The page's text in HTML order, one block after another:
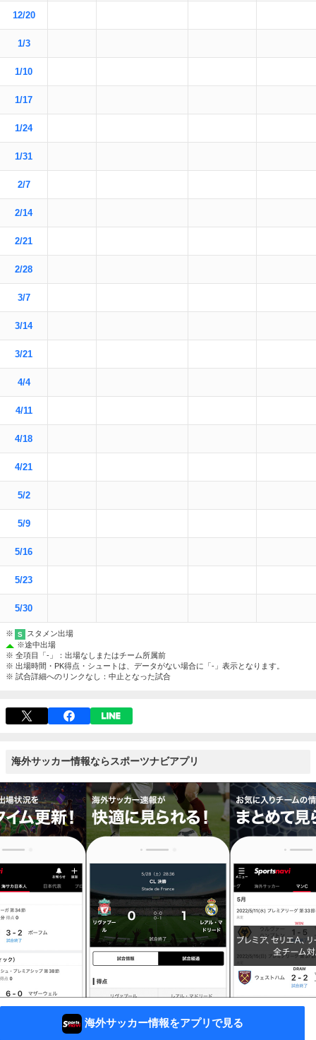
12/20
1/3
1/10
1/17
1/24
1/31
2/7
2/14
2/21
2/28
3/7
3/14
3/21
4/4
4/11
4/18
4/21
5/2
5/9
5/16
5/23
5/30
※ S
スタメン出場
※途中出場
※ 全項目「-」：出場なしまたはチーム所属前
※ 出場時間・PK得点・シュートは、データがない場合に「-」表示となります。
※ 試合詳細へのリンクなし：中止となった試合
海外サッカー情報ならスポーツナビアプリ
海外サッカー情報をアプリで見る